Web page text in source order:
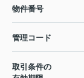
物件番号
管理コード
取引条件の